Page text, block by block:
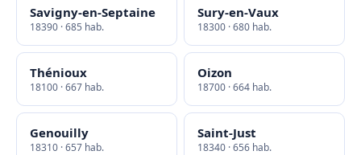
Savigny-en-Septaine
18390 · 685 hab.
Sury-en-Vaux
18300 · 680 hab.
Thénioux
18100 · 667 hab.
Oizon
18700 · 664 hab.
Genouilly
18310 · 657 hab.
Saint-Just
18340 · 656 hab.